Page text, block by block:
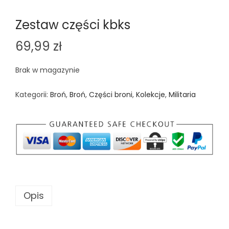
Zestaw części kbks
69,99 zł
Brak w magazynie
Kategorii: Broń, Broń, Części broni, Kolekcje, Militaria
Opis